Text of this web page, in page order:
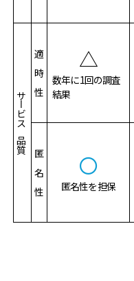
サービスの品質
適
時
性
△
数年に1回の調査
結果
匿
名
性
〇
匿名性を担保